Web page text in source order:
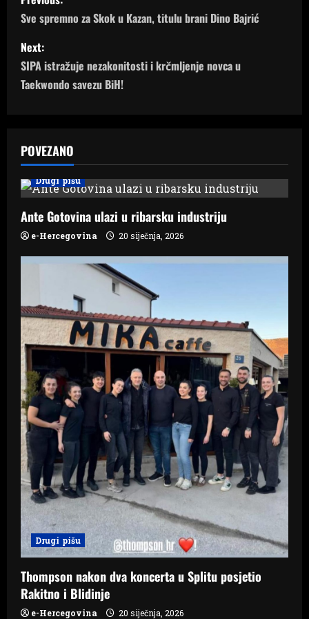
o
s
t
a
v
i
g
a
i
o
n
Sve spremno za Skok u Kazan, titulu brani Dino Bajrić
Next:
SIPA istražuje nezakonitosti i krčmljenje novca u
Taekwondo savezu BiH!
POVEZANO
Drugi pišu
Ante Gotovina ulazi u ribarsku industriju
e-Hercegovina 20 siječnja, 2026
Drugi pišu
Thompson nakon dva koncerta u Splitu posjetio
Rakitno i Blidinje
e-Hercegovina 20 siječnja, 2026